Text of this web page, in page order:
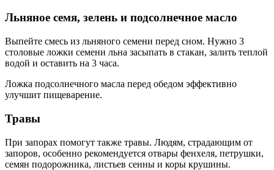
Льняное семя, зелень и подсолнечное масло
Выпейте смесь из льняного семени перед сном. Нужно 3
столовые ложки семени льна засыпать в стакан, залить теплой
водой и оставить на 3 часа.
Ложка подсолнечного масла перед обедом эффективно
улучшит пищеварение.
Травы
При запорах помогут также травы. Людям, страдающим от
запоров, особенно рекомендуется отвары фенхеля, петрушки,
семян подорожника, листьев сенны и коры крушины.